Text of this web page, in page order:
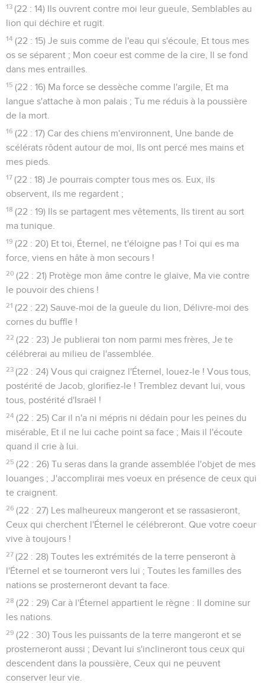
13 (22 : 14) Ils ouvrent contre moi leur gueule, Semblables au
lion qui déchire et rugit.
14 (22 : 15) Je suis comme de l'eau qui s'écoule, Et tous mes
os se séparent ; Mon coeur est comme de la cire, Il se fond
dans mes entrailles.
15 (22 : 16) Ma force se dessèche comme l'argile, Et ma
langue s'attache à mon palais ; Tu me réduis à la poussière
de la mort.
16 (22 : 17) Car des chiens m'environnent, Une bande de
scélérats rôdent autour de moi, Ils ont percé mes mains et
mes pieds.
17 (22 : 18) Je pourrais compter tous mes os. Eux, ils
observent, ils me regardent ;
18 (22 : 19) Ils se partagent mes vêtements, Ils tirent au sort
ma tunique.
19 (22 : 20) Et toi, Éternel, ne t'éloigne pas ! Toi qui es ma
force, viens en hâte à mon secours !
20 (22 : 21) Protège mon âme contre le glaive, Ma vie contre
le pouvoir des chiens !
21 (22 : 22) Sauve-moi de la gueule du lion, Délivre-moi des
cornes du buffle !
22 (22 : 23) Je publierai ton nom parmi mes frères, Je te
célébrerai au milieu de l'assemblée.
23 (22 : 24) Vous qui craignez l'Éternel, louez-le ! Vous tous,
postérité de Jacob, glorifiez-le ! Tremblez devant lui, vous
tous, postérité d'Israël !
24 (22 : 25) Car il n'a ni mépris ni dédain pour les peines du
misérable, Et il ne lui cache point sa face ; Mais il l'écoute
quand il crie à lui.
25 (22 : 26) Tu seras dans la grande assemblée l'objet de mes
louanges ; J'accomplirai mes voeux en présence de ceux qui
te craignent.
26 (22 : 27) Les malheureux mangeront et se rassasieront,
Ceux qui cherchent l'Éternel le célébreront. Que votre coeur
vive à toujours !
27 (22 : 28) Toutes les extrémités de la terre penseront à
l'Éternel et se tourneront vers lui ; Toutes les familles des
nations se prosterneront devant ta face.
28 (22 : 29) Car à l'Éternel appartient le règne : Il domine sur
les nations.
29 (22 : 30) Tous les puissants de la terre mangeront et se
prosterneront aussi ; Devant lui s'inclineront tous ceux qui
descendent dans la poussière, Ceux qui ne peuvent
conserver leur vie.